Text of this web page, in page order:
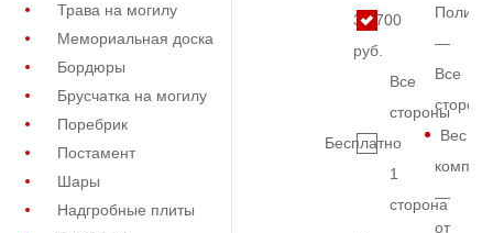
Трава на могилу
Мемориальная доска
Бордюры
Брусчатка на могилу
Поребрик
Постамент
Шары
Надгробные плиты
33.700
руб.
Все
стороны
Бесплатно
1
сторона
—
Все
Вес
—
от